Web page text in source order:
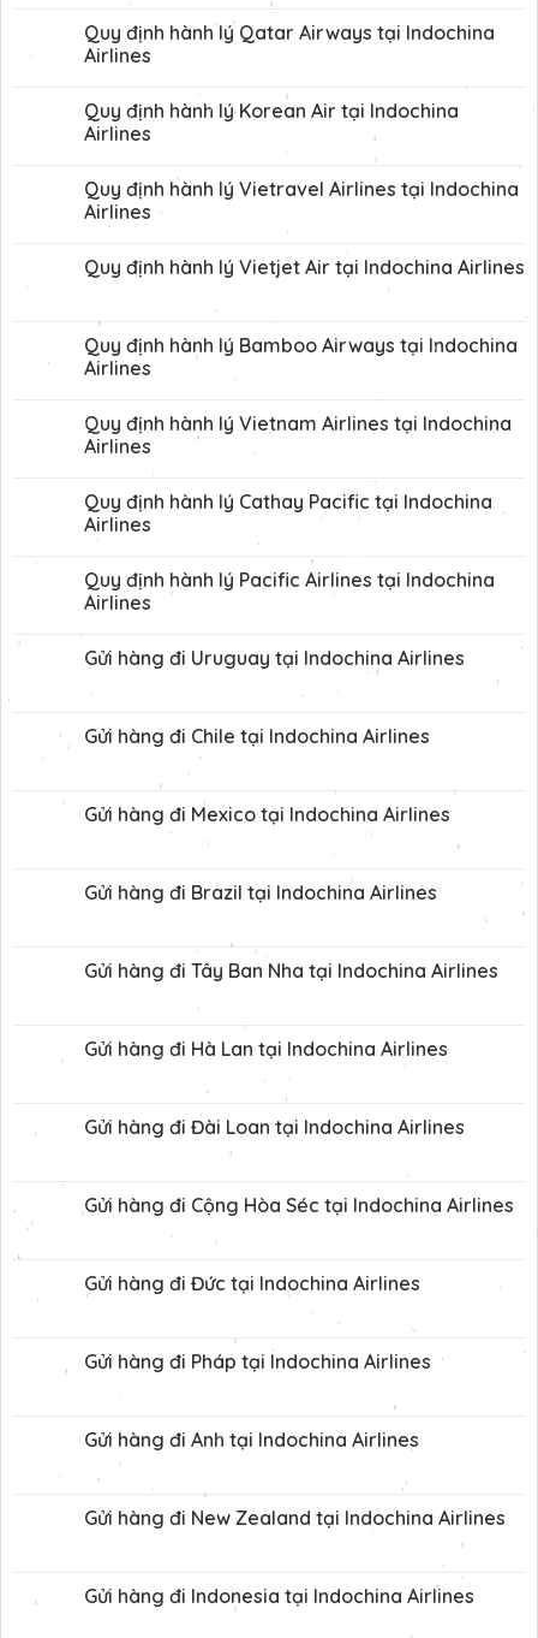
Quy định hành lý Qatar Airways tại Indochina
Airlines
Quy định hành lý Korean Air tại Indochina
Airlines
Quy định hành lý Vietravel Airlines tại Indochina
Airlines
Quy định hành lý Vietjet Air tại Indochina Airlines
Quy định hành lý Bamboo Airways tại Indochina
Airlines
Quy định hành lý Vietnam Airlines tại Indochina
Airlines
Quy định hành lý Cathay Pacific tại Indochina
Airlines
Quy định hành lý Pacific Airlines tại Indochina
Airlines
Gửi hàng đi Uruguay tại Indochina Airlines
Gửi hàng đi Chile tại Indochina Airlines
Gửi hàng đi Mexico tại Indochina Airlines
Gửi hàng đi Brazil tại Indochina Airlines
Gửi hàng đi Tây Ban Nha tại Indochina Airlines
Gửi hàng đi Hà Lan tại Indochina Airlines
Gửi hàng đi Đài Loan tại Indochina Airlines
Gửi hàng đi Cộng Hòa Séc tại Indochina Airlines
Gửi hàng đi Đức tại Indochina Airlines
Gửi hàng đi Pháp tại Indochina Airlines
Gửi hàng đi Anh tại Indochina Airlines
Gửi hàng đi New Zealand tại Indochina Airlines
Gửi hàng đi Indonesia tại Indochina Airlines